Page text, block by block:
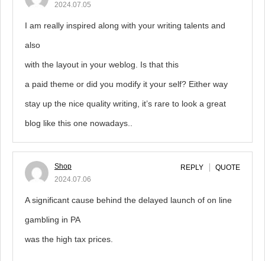
2024.07.05
I am really inspired along with your writing talents and
also
with the layout in your weblog. Is that this
a paid theme or did you modify it your self? Either way
stay up the nice quality writing, it’s rare to look a great
blog like this one nowadays..
Shop
2024.07.06
REPLY QUOTE
A significant cause behind the delayed launch of on line
gambling in PA
was the high tax prices.